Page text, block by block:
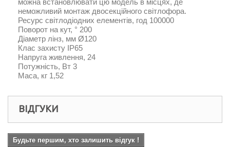
можна встановлювати цю модель в місцях, де
неможливий монтаж двосекційного світлофора.
Ресурс світлодіодних елементів, год 100000
Поворот на кут, ° 200
Діаметр лінз, мм Ø120
Клас захисту IP65
Напруга живлення, 24
Потужність, Вт 3
Маса, кг 1,52
ВІДГУКИ
Будьте першим, хто залишить відгук !